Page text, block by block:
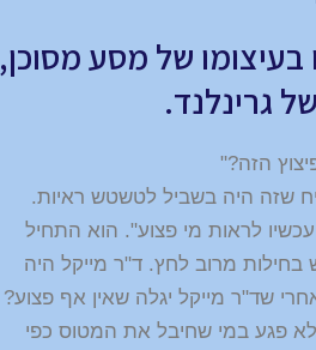
בעיצומו של מסע מסוכן,
גרינלנד.
הזה?"
שזה היה בשביל לטשטש ראיות.
לראות מי פצוע". הוא התחיל
בחילות מרוב לחץ. ד"ר מייקל היה
שד"ר מייקל יגלה שאין אף פצוע?
פגע במי שחיבל את המטוס כפי